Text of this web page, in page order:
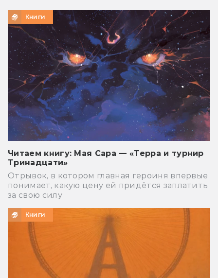
Книги
Читаем книгу: Мая Сара — «Терра и турнир
Тринадцати»
Отрывок, в котором главная героиня впервые
понимает, какую цену ей придётся заплатить
за свою силу
Книги